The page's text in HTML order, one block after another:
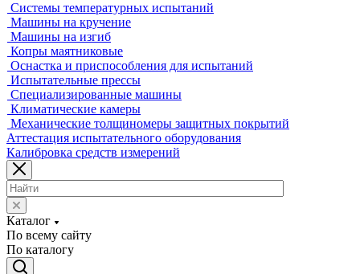
Универсальные электромеханические разрывные
машины
Машины для испытаний на усталость
Машины для испытания пружин
Экстензометры (Измерители деформации)
Системы температурных испытаний
Машины на кручение
Машины на изгиб
Копры маятниковые
Оснастка и приспособления для испытаний
Испытательные прессы
Специализированные машины
Климатические камеры
Механические толщиномеры защитных покрытий
Аттестация испытательного оборудования
Калибровка средств измерений